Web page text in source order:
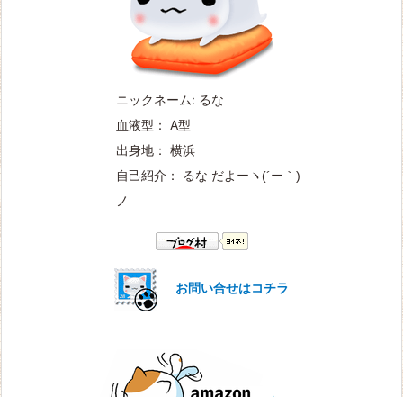
ニックネーム: るな
血液型： A型
出身地： 横浜
自己紹介： るな だよー ヽ(´ー｀)
ノ
お問い合せはコチラ